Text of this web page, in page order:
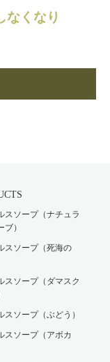
なくなり
スソープ（ナチュラ
ブ）
スソープ（死海の
スソープ（ダマスク
スソープ（ぶどう）
スソープ（アボカ